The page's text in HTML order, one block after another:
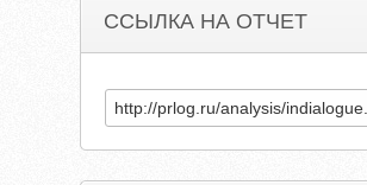
ССЫЛКА НА ОТЧЕТ